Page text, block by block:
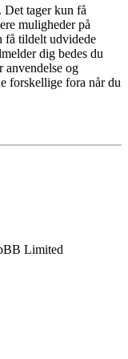
tager kun få
muligheder på
få tildelt udvidede
dig bedes du
anvendelse og
forskellige fora når du
Limited